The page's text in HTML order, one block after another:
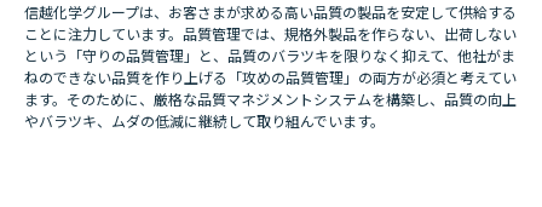
信越化学グループは、お客さまが求める高い品質の製品を安定して供給する
ことに注力しています。品質管理では、規格外製品を作らない、出荷しない
という「守りの品質管理」と、品質のバラツキを限りなく抑えて、他社がま
ねのできない品質を作り上げる「攻めの品質管理」の両方が必須と考えてい
ます。そのために、厳格な品質マネジメントシステムを構築し、品質の向上
やバラツキ、ムダの低減に継続して取り組んでいます。